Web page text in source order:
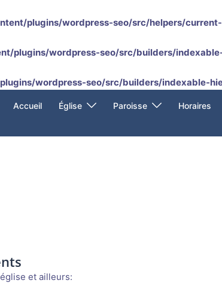
plugins/wordpress-seo/src/helpers/
plugins/wordpress-seo/src/builders/
wordpress-seo/src/builders/indexable-
Accueil Église Paroisse Horaires
et ailleurs: